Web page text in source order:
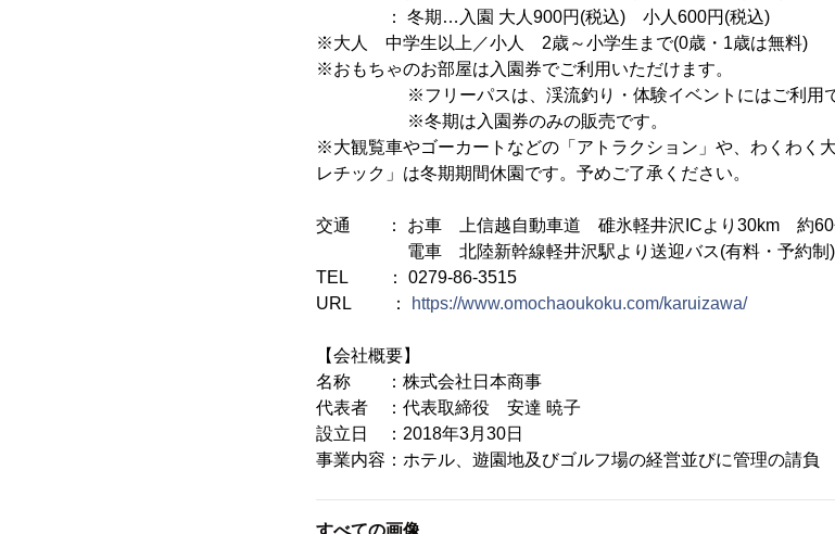
： 冬期…入園 大人900円(税込) 小人600円(税込)
※大人 中学生以上／小人 2歳～小学生まで(0歳・1歳は無料)
※おもちゃのお部屋は入園券でご利用いただけます。
※フリーパスは、渓流釣り・体験イベントにはご利用で
※冬期は入園券のみの販売です。
※大観覧車やゴーカートなどの「アトラクション」や、わくわく
レチック」は冬期期間休園です。予めご了承ください。
交通 ： お車 上信越自動車道 碓氷軽井沢ICより30km 約60
電車 北陸新幹線軽井沢駅より送迎バス(有料・予約制)
TEL ： 0279-86-3515
URL ：
https://www.omochaoukoku.com/karuizawa/
【会社概要】
名称 ：株式会社日本商事
代表者 ：代表取締役 安達 暁子
設立日 ：2018年3月30日
事業内容：ホテル、遊園地及びゴルフ場の経営並びに管理の請負